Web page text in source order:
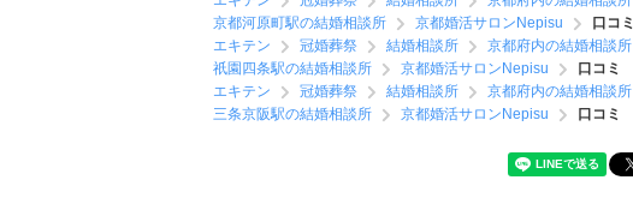
京都河原町駅の結婚相談所
京都婚活サロンNepisu
口コミ
エキテン
冠婚葬祭 結婚相談所 京都府内の結婚相談所
祇園四条駅の結婚相談所
京都婚活サロンNepisu
口コミ
エキテン
冠婚葬祭 結婚相談所 京都府内の結婚相談所
三条京阪駅の結婚相談所
京都婚活サロンNepisu 口コミ